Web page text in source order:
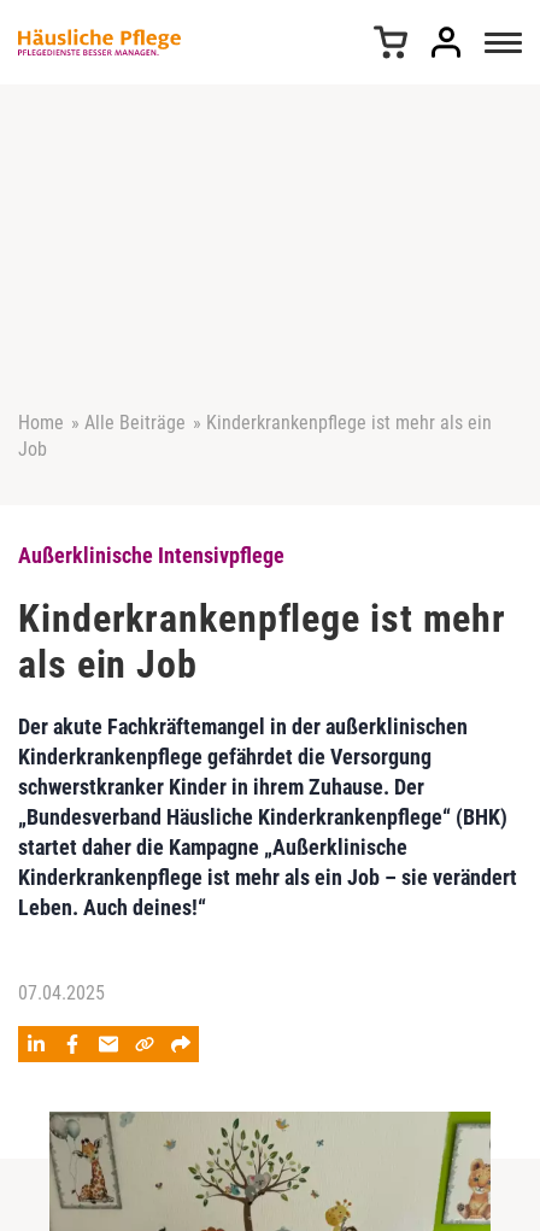
Home » Alle Beiträge » Kinderkrankenpflege ist mehr als ein
Job
Außerklinische Intensivpflege
Kinderkrankenpflege ist mehr
als ein Job
Der akute Fachkräftemangel in der außerklinischen
Kinderkrankenpflege gefährdet die Versorgung
schwerstkranker Kinder in ihrem Zuhause. Der
„Bundesverband Häusliche Kinderkrankenpflege“ (BHK)
startet daher die Kampagne „Außerklinische
Kinderkrankenpflege ist mehr als ein Job – sie verändert
Leben. Auch deines!“
07.04.2025